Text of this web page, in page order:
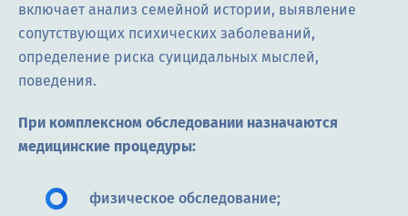
включает анализ семейной истории, выявление
сопутствующих психических заболеваний,
определение риска суицидальных мыслей,
поведения.
При комплексном обследовании назначаются
медицинские процедуры:
физическое обследование;